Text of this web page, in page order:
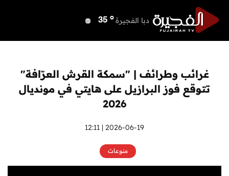
دبا الفجيرة 35 o
أم القيوين o
راس الخيمة 41 o
o
غرائب وطرائف | "سمكة القرش العرّافة"
تتوقع فوز البرازيل على هايتي في مونديال
2026
2026-06-19 | 12:11
منوعات